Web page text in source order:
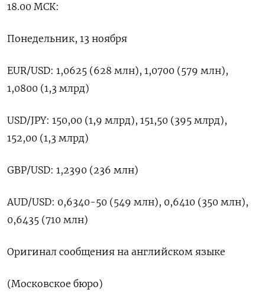
18.00 МСК:
Понедельник, 13 ноября
EUR/USD: 1,0625 (628 млн), 1,0700 (579 млн),
1,0800 (1,3 млрд)
USD/JPY: 150,00 (1,9 млрд), 151,50 (395 млрд),
152,00 (1,3 млрд)
GBP/USD: 1,2390 (236 млн)
AUD/USD: 0,6340-50 (549 млн), 0,6410 (350 млн),
0,6435 (710 млн)
Оригинал сообщения на английском языке
(Московское бюро)